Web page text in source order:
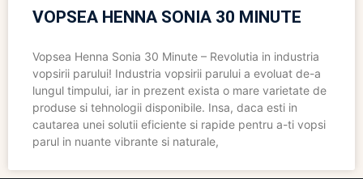
VOPSEA HENNA SONIA 30 MINUTE
Vopsea Henna Sonia 30 Minute – Revolutia in industria
vopsirii parului! Industria vopsirii parului a evoluat de-a
lungul timpului, iar in prezent exista o mare varietate de
produse si tehnologii disponibile. Insa, daca esti in
cautarea unei solutii eficiente si rapide pentru a-ti vopsi
parul in nuante vibrante si naturale,